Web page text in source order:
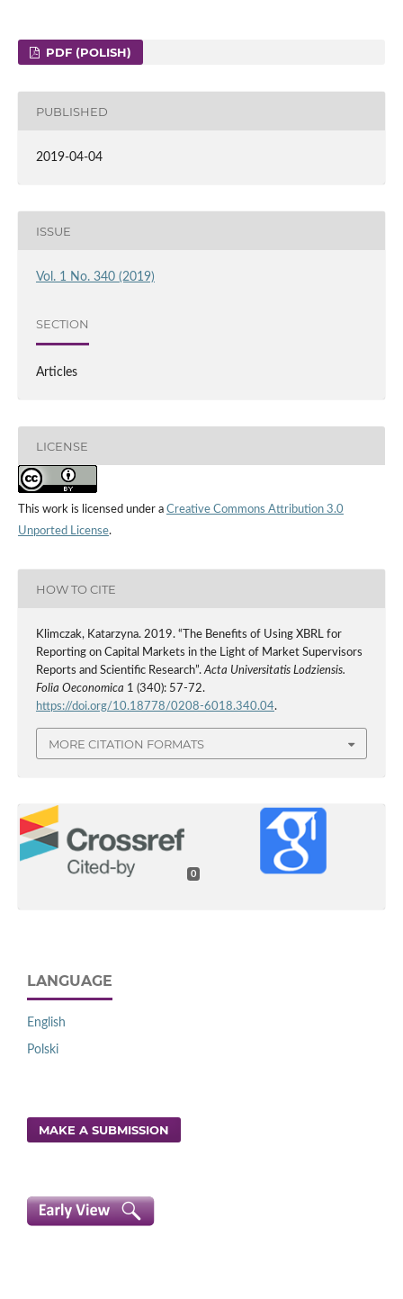
PDF (POLISH)
PUBLISHED
2019-04-04
ISSUE
Vol. 1 No. 340 (2019)
SECTION
Articles
LICENSE
This work is licensed under a Creative Commons Attribution 3.0
Unported License.
HOW TO CITE
Klimczak, Katarzyna. 2019. “The Benefits of Using XBRL for
Reporting on Capital Markets in the Light of Market Supervisors
Reports and Scientific Research”.Acta Universitatis Lodziensis.
Folia Oeconomica 1 (340): 57-72.
https://doi.org/10.18778/0208-6018.340.04.
MORE CITATION FORMATS
0
LANGUAGE
English
Polski
MAKE A SUBMISSION